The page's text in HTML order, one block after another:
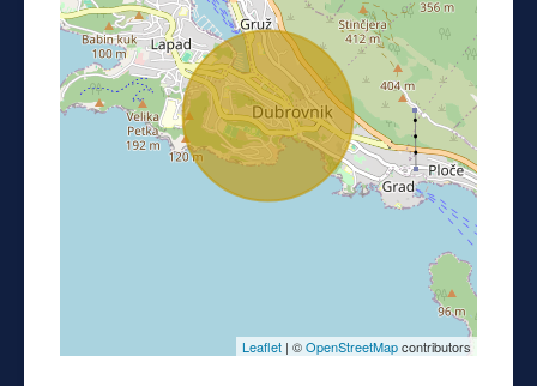
Leaflet | ©OpenStreetMapcontributors